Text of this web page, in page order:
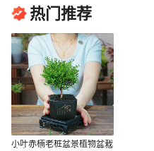
热门推荐
小叶赤楠老桩盆景植物盆栽